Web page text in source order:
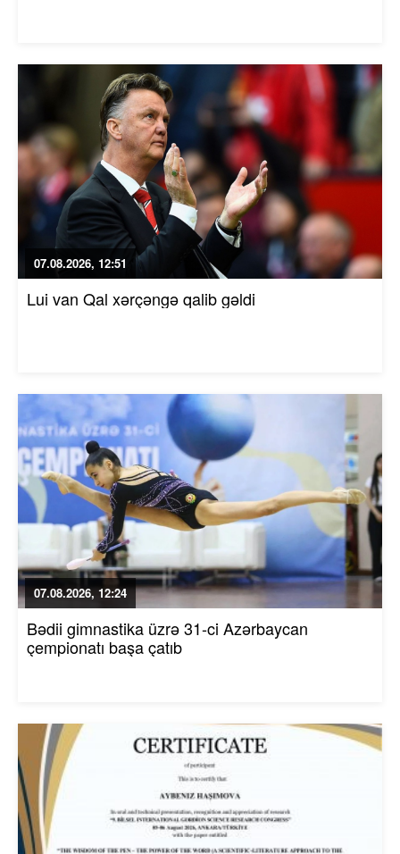
07.08.2026, 12:51
Lui van Qal xərçəngə qalib gəldi
07.08.2026, 12:24
Bədii gimnastika üzrə 31-ci Azərbaycan
çempionatı başa çatıb